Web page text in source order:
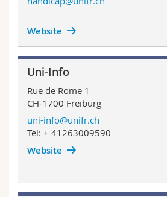
Website
Uni-Info
Rue de Rome 1
CH-1700 Freiburg
uni-info@unifr.ch
Tel: + 41263009590
Website